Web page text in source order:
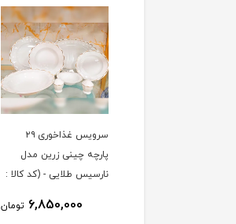
سرویس غذاخوری ۲۹
پارچه چینی زرین مدل
نارسیس طلایی - (کد کالا :
6,850,000 تومان